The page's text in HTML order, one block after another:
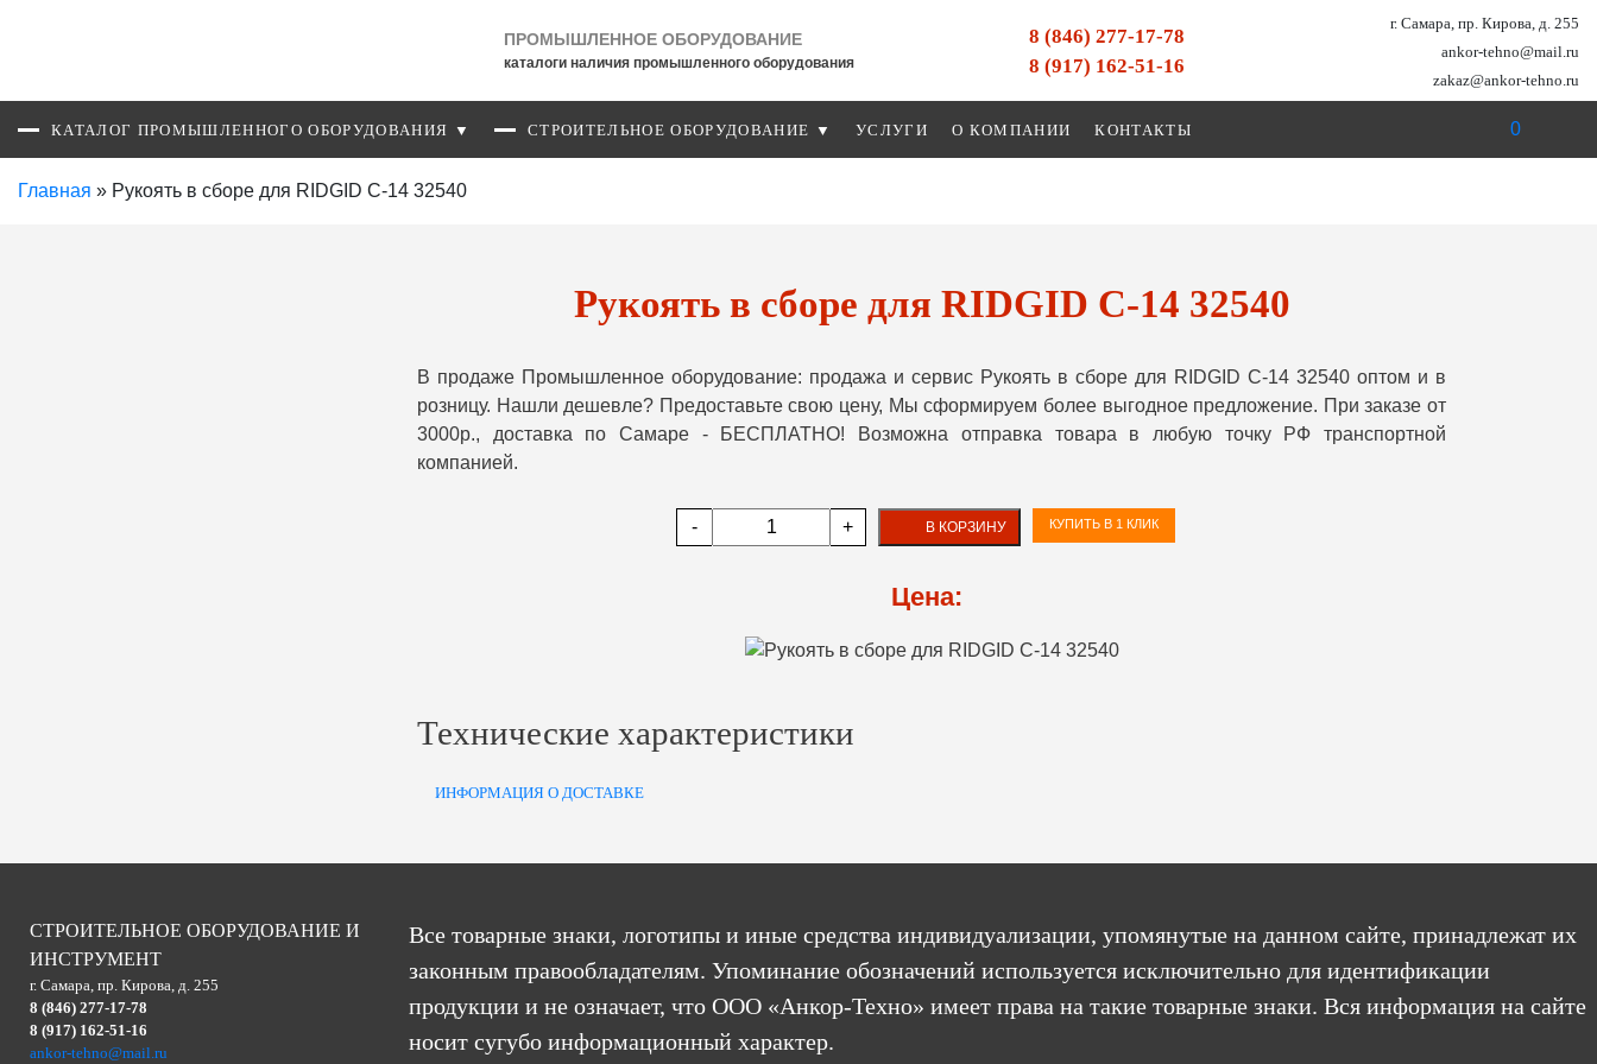
ПРОМЫШЛЕННОЕ ОБОРУДОВАНИЕ
каталоги наличия промышленного оборудования
8 (846) 277-17-78
8 (917) 162-51-16
г. Самара, пр. Кирова, д. 255
ankor-tehno@mail.ru
zakaz@ankor-tehno.ru
КАТАЛОГ ПРОМЫШЛЕННОГО ОБОРУДОВАНИЯ ▼ СТРОИТЕЛЬНОЕ ОБОРУДОВАНИЕ ▼ УСЛУГИ О КОМПАНИИ КОНТАКТЫ 0
Главная » Рукоять в сборе для RIDGID С-14 32540
Рукоять в сборе для RIDGID С-14 32540
В продаже Промышленное оборудование: продажа и сервис Рукоять в сборе для RIDGID С-14 32540 оптом и в
розницу. Нашли дешевле? Предоставьте свою цену, Мы сформируем более выгодное предложение. При заказе от
3000р., доставка по Самаре - БЕСПЛАТНО! Возможна отправка товара в любую точку РФ транспортной
компанией.
- + В КОРЗИНУ КУПИТЬ В 1 КЛИК
Цена:
Технические характеристики
ИНФОРМАЦИЯ О ДОСТАВКЕ
СТРОИТЕЛЬНОЕ ОБОРУДОВАНИЕ И
ИНСТРУМЕНТ
г. Самара, пр. Кирова, д. 255
8 (846) 277-17-78
8 (917) 162-51-16
ankor-tehno@mail.ru
Все товарные знаки, логотипы и иные средства индивидуализации, упомянутые на данном сайте, принадлежат их
законным правообладателям. Упоминание обозначений используется исключительно для идентификации
продукции и не означает, что ООО «Анкор-Техно» имеет права на такие товарные знаки. Вся информация на сайте
носит сугубо информационный характер.